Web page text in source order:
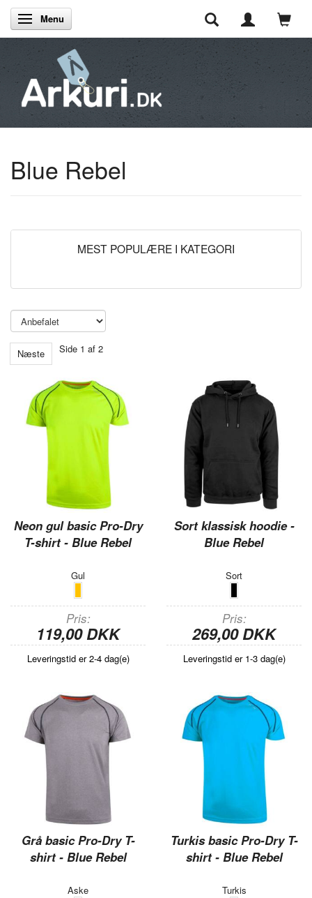
Skifte navigation
Menu
Blue Rebel
MEST POPULÆRE I KATEGORI
Side 1 af 2
Næste
Neon gul basic Pro-Dry
T-shirt - Blue Rebel
Gul
Pris
119,00 DKK
Leveringstid er 2-4 dag(e)
Sort klassisk hoodie -
Blue Rebel
Sort
Pris
269,00 DKK
Leveringstid er 1-3 dag(e)
Grå basic Pro-Dry T-
shirt - Blue Rebel
Aske
Turkis basic Pro-Dry T-
shirt - Blue Rebel
Turkis